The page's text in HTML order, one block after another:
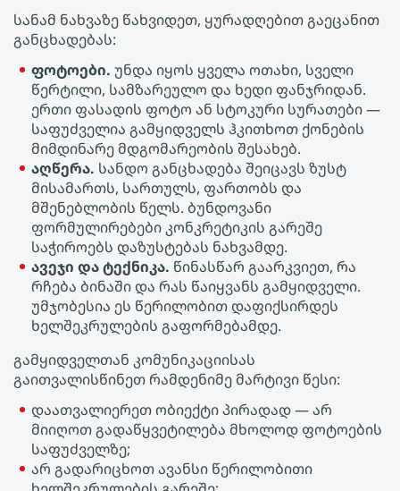
სანამ ნახვაზე წახვიდეთ, ყურადღებით გაეცანით
განცხადებას:
ფოტოები. უნდა იყოს ყველა ოთახი, სველი
წერტილი, სამზარეულო და ხედი ფანჯრიდან.
ერთი ფასადის ფოტო ან სტოკური სურათები —
საფუძველია გამყიდველს ჰკითხოთ ქონების
მიმდინარე მდგომარეობის შესახებ.
აღწერა. სანდო განცხადება შეიცავს ზუსტ
მისამართს, სართულს, ფართობს და
მშენებლობის წელს. ბუნდოვანი
ფორმულირებები კონკრეტიკის გარეშე
საჭიროებს დაზუსტებას ნახვამდე.
ავეჯი და ტექნიკა. წინასწარ გაარკვიეთ, რა
რჩება ბინაში და რას წაიყვანს გამყიდველი.
უმჯობესია ეს წერილობით დაფიქსირდეს
ხელშეკრულების გაფორმებამდე.
გამყიდველთან კომუნიკაციისას
გაითვალისწინეთ რამდენიმე მარტივი წესი:
დაათვალიერეთ ობიექტი პირადად — არ
მიიღოთ გადაწყვეტილება მხოლოდ ფოტოების
საფუძველზე;
არ გადარიცხოთ ავანსი წერილობითი